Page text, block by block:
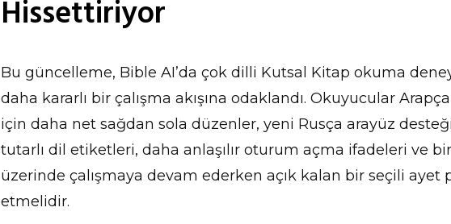
Hissettiriyor
Bu güncelleme, Bible AI’da çok dilli Kutsal Kitap okuma
daha kararlı bir çalışma akışına odaklandı. Okuyucular
için daha net sağdan sola düzenler, yeni Rusça arayüz
tutarlı dil etiketleri, daha anlaşılır oturum açma ifadeleri ve
üzerinde çalışmaya devam ederken açık kalan bir seçili ayet
etmelidir.